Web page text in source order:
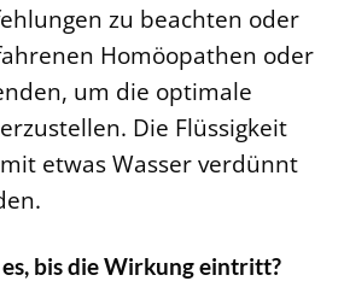
zu beachten oder
Homöopathen oder
um die optimale
Die Flüssigkeit
etwas Wasser verdünnt
bis die Wirkung eintritt?